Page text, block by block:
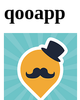
qooapp